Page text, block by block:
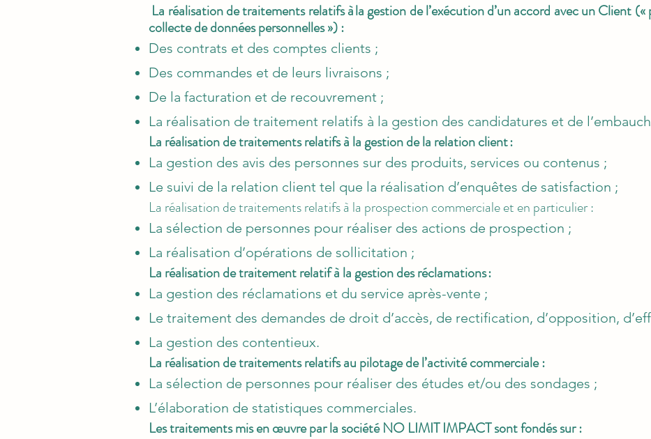
La réalisation de traitements relatifs à la gestion de l’exécution d’un accord avec un Client
collecte de données personnelles ») :
Des contrats et des comptes clients ;
Des commandes et de leurs livraisons ;
De la facturation et de recouvrement ;
La réalisation de traitement relatifs à la gestion des candidatures et de
La réalisation de traitements relatifs à la gestion de la relation client :
La gestion des avis des personnes sur des produits, services ou contenus ;
Le suivi de la relation client tel que la réalisation d’enquêtes de satisfaction ;
La réalisation de traitements relatifs à la prospection commerciale et en particulier :
La sélection de personnes pour réaliser des actions de prospection ;
La réalisation d’opérations de sollicitation ;
La réalisation de traitement relatif à la gestion des réclamations :
La gestion des réclamations et du service après-vente ;
Le traitement des demandes de droit d’accès, de rectification, d’opposition,
La gestion des contentieux.
La réalisation de traitements relatifs au pilotage de l’activité commerciale :
La sélection de personnes pour réaliser des études et/ou des sondages ;
L’élaboration de statistiques commerciales.
Les traitements mis en œuvre par la société NO LIMIT IMPACT sont fondés sur :